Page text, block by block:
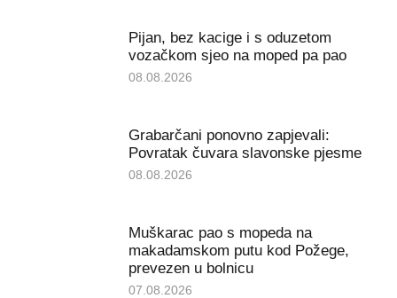
Pijan, bez kacige i s oduzetom
vozačkom sjeo na moped pa pao
08.08.2026
Grabarčani ponovno zapjevali:
Povratak čuvara slavonske pjesme
08.08.2026
Muškarac pao s mopeda na
makadamskom putu kod Požege,
prevezen u bolnicu
07.08.2026